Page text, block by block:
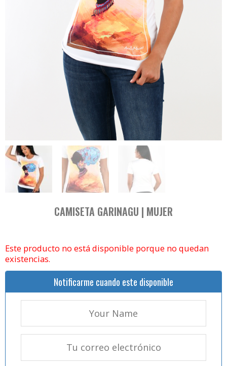
CAMISETA GARINAGU | MUJER
Este producto no está disponible porque no quedan
existencias.
Notificarme cuando este disponible